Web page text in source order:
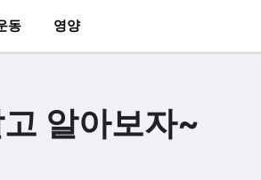
동 영양
알아보자~